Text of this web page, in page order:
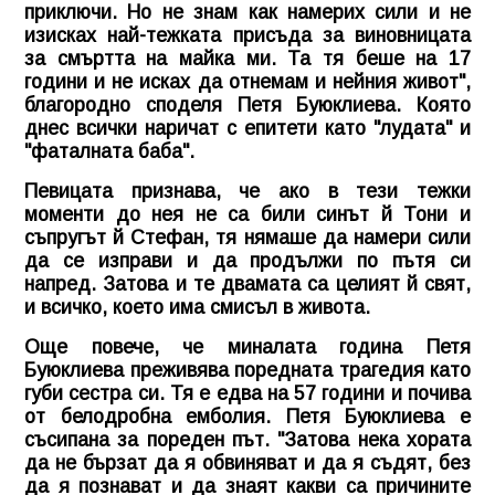
приключи. Но не знам как намерих сили и не
изисках най-тежката присъда за виновницата
за смъртта на майка ми. Та тя беше на 17
години и не исках да отнемам и нейния живот",
благородно споделя Петя Буюклиева. Която
днес всички наричат с епитети като "лудата" и
"фаталната баба".
Певицата признава, че ако в тези тежки
моменти до нея не са били синът й Тони и
съпругът й Стефан, тя нямаше да намери сили
да се изправи и да продължи по пътя си
напред. Затова и те двамата са целият й свят,
и всичко, което има смисъл в живота.
Още повече, че миналата година Петя
Буюклиева преживява поредната трагедия като
губи сестра си. Тя е едва на 57 години и почива
от белодробна емболия. Петя Буюклиева е
съсипана за пореден път. "Затова нека хората
да не бързат да я обвиняват и да я съдят, без
да я познават и да знаят какви са причините